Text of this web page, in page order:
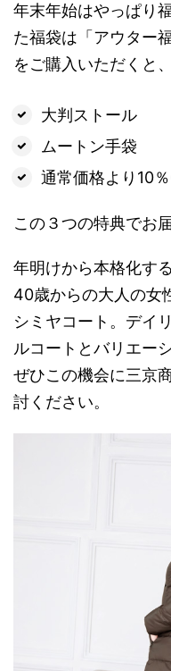
年末年始はやっぱり
た福袋は「アウター
をご購入いただくと、
大判ストール
ムートン手袋
通常価格より10
この３つの特典でお
年明けから本格化す
40歳からの大人の女
シミヤコート。デイ
ルコートとバリエー
ぜひこの機会に三京
討ください。